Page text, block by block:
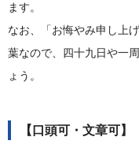
ます。
なお、「お悔やみ申し上
葉なので、四十九日や一
ょう。
【口頭可・文章可】